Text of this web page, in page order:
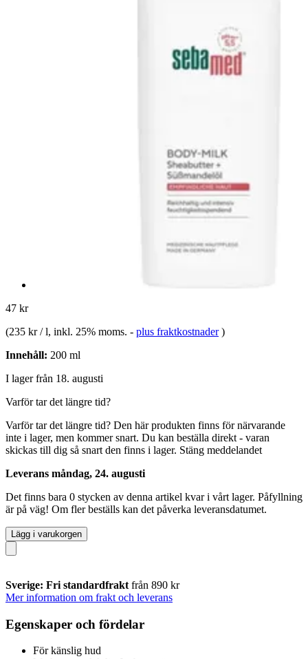
47 kr
(235 kr / l, inkl. 25% moms. - plus fraktkostnader )
Innehåll: 200 ml
I lager från 18. augusti
Varför tar det längre tid?
Varför tar det längre tid? Den här produkten finns för närvarande
inte i lager, men kommer snart. Du kan beställa direkt - varan
skickas till dig så snart den finns i lager. Stäng meddelandet
Leverans måndag, 24. augusti
Det finns bara 0 stycken av denna artikel kvar i vårt lager. Påfyllning
är på väg! Om fler beställs kan det påverka leveransdatumet.
Lägg i varukorgen
Sverige: Fri standardfrakt från 890 kr
Mer information om frakt och leverans
Egenskaper och fördelar
För känslig hud